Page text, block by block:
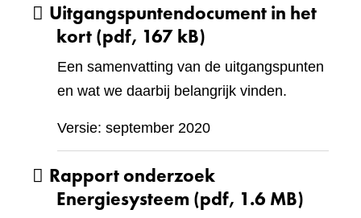
Uitgangspuntendocument in het
kort(pdf, 167 kB)
Een samenvatting van de uitgangspunten
en wat we daarbij belangrijk vinden.
Versie: september 2020
Rapport onderzoek
Energiesysteem (pdf, 1.6 MB)